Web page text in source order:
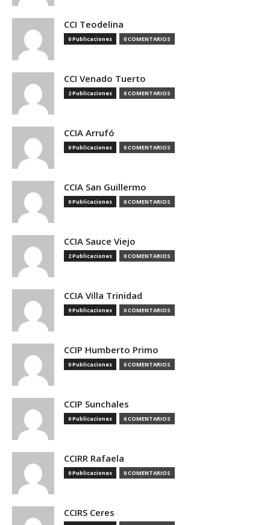
CCI Teodelina
0 Publicaciones 0 COMENTARIOS
CCI Venado Tuerto
2 Publicaciones 0 COMENTARIOS
CCIA Arrufó
0 Publicaciones 0 COMENTARIOS
CCIA San Guillermo
0 Publicaciones 0 COMENTARIOS
CCIA Sauce Viejo
2 Publicaciones 0 COMENTARIOS
CCIA Villa Trinidad
9 Publicaciones 0 COMENTARIOS
CCIP Humberto Primo
0 Publicaciones 0 COMENTARIOS
CCIP Sunchales
0 Publicaciones 0 COMENTARIOS
CCIRR Rafaela
0 Publicaciones 0 COMENTARIOS
CCIRS Ceres